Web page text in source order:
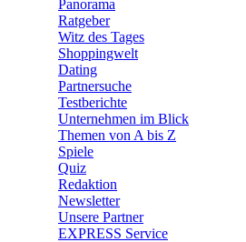
Panorama
Ratgeber
Witz des Tages
Shoppingwelt
Dating
Partnersuche
Testberichte
Unternehmen im Blick
Themen von A bis Z
Spiele
Quiz
Redaktion
Newsletter
Unsere Partner
EXPRESS Service